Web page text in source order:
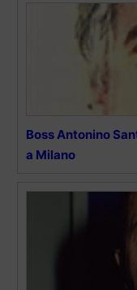
Boss Antonino
a Milano